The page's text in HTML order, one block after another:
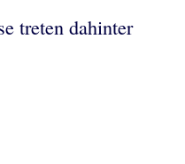
treten dahinter